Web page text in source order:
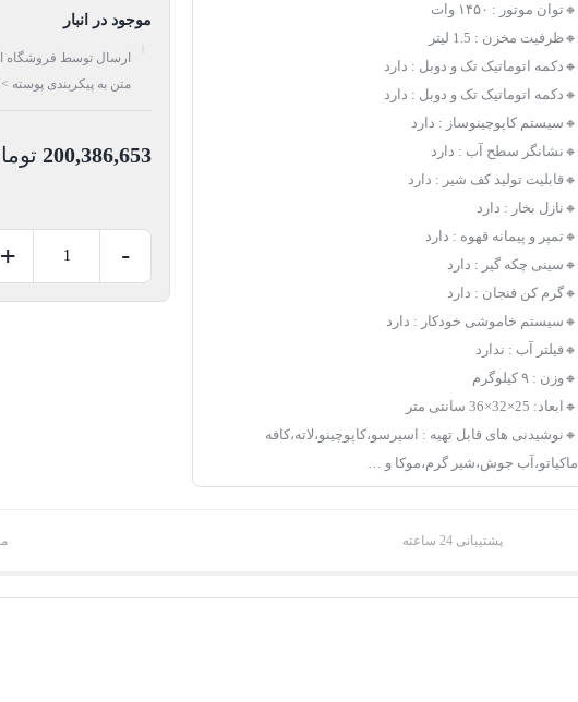
🔸توان موتور : ۱۴۵۰ وات
🔸ظرفیت مخزن : 1.5 لیتر
🔸دکمه اتوماتیک تک و دوبل : دارد
🔸دکمه اتوماتیک تک و دوبل : دارد
🔸سیستم کاپوچینوساز : دارد
🔸نشانگر سطح آب : دارد
🔸قابلیت تولید کف شیر : دارد
🔸نازل بخار : دارد
🔸تمپر و پیمانه قهوه : دارد
🔸سینی چکه گیر : دارد
🔸گرم کن فنجان : دارد
🔸سیستم خاموشی خودکار : دارد
🔸فیلتر آب : ندارد
🔸وزن : ۹ کیلوگرم
🔸ابعاد: 25×32×36 سانتی متر
🔸نوشیدنی های قابل تهیه : اسپرسو،کاپوچینو،لاته،کافه
ماکیاتو،آب جوش،شیر گرم،موکا و …
موجود در انبار
متن به پیکربندی پوسته
200,386,653
-
+
پشتیبانی 24 ساعته